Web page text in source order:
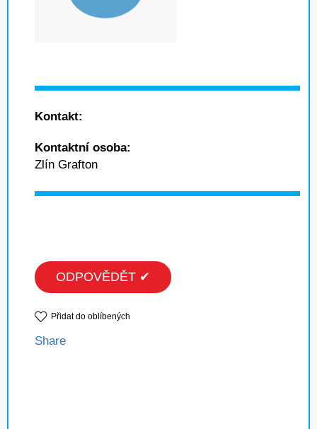
Kontakt:
Kontaktní osoba:
Zlín Grafton
ODPOVĚDĚT ✔
Přidat do oblíbených
Share